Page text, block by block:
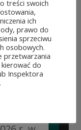
POLSKI
treści swoich
ich
prawo do
sprzeciwu
osobowych.
przetwarzania
do
Inspektora